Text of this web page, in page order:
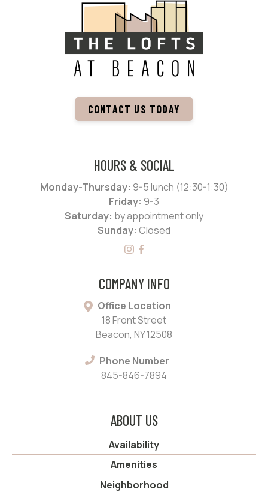
CONTACT US TODAY
HOURS & SOCIAL
Monday-Thursday: 9-5 lunch (12:30-1:30)
Friday: 9-3
Saturday: by appointment only
Sunday: Closed
COMPANY INFO
Office Location
18 Front Street
Beacon, NY 12508
Phone Number
845-846-7894
ABOUT US
Availability
Amenities
Neighborhood